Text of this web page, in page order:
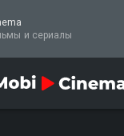
и сериалы